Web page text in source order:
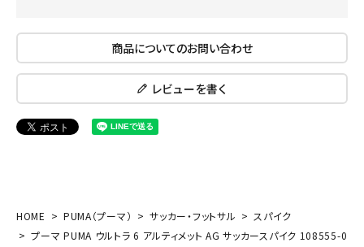
商品についてのお問い合わせ
レビューを書く
HOME PUMA（プーマ） サッカー・フットサル
スパイク
プーマ PUMA ウルトラ 6 アルティメット AG サッカースパイク 108555-0